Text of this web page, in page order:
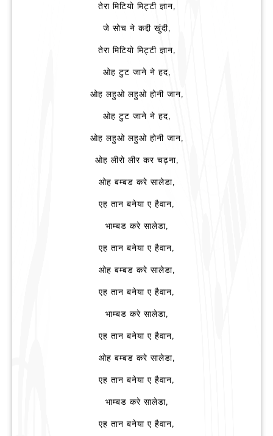
तेरा मिटियो मिट्टी ज्ञान,
जे सोच ने कद्दी खुंदी,
तेरा मिटियो मिट्टी ज्ञान,
ओह टुट जाने ने हद,
ओह लहुओ लहुओ होनी जान,
ओह टुट जाने ने हद,
ओह लहुओ लहुओ होनी जान,
ओह लीरो लीर कर चढ़ना,
ओह बम्बड करे सालेडा,
एह तान बनेया ए हैवान,
भाम्बड करे सालेडा,
एह तान बनेया ए हैवान,
ओह बम्बड करे सालेडा,
एह तान बनेया ए हैवान,
भाम्बड करे सालेडा,
एह तान बनेया ए हैवान,
ओह बम्बड करे सालेडा,
एह तान बनेया ए हैवान,
भाम्बड करे सालेडा,
एह तान बनेया ए हैवान,